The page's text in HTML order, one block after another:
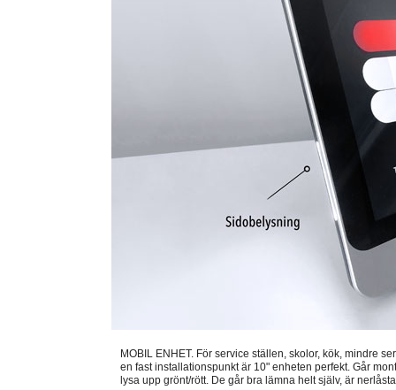
MOBIL ENHET. För service ställen, skolor, kök, mindre
en fast installationspunkt är 10" enheten perfekt. Går
lysa upp grönt/rött. De går bra lämna helt själv, är